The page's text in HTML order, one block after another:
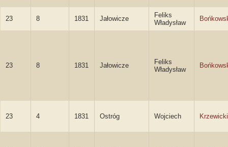
23 8 1831 Jałowicze
Feliks
Władysław
23 8 1831 Jałowicze
Feliks
Władysław
23 4 1831 Ostróg Wojciech Krzewicki